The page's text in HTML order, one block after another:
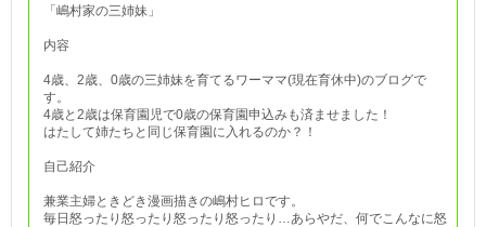
「嶋村家の三姉妹」
内容
4歳、2歳、0歳の三姉妹を育てるワーママ(現在育休中)のブログで
す。
4歳と2歳は保育園児で0歳の保育園申込みも済ませました！
はたして姉たちと同じ保育園に入れるのか？！
自己紹介
兼業主婦ときどき漫画描きの嶋村ヒロです。
毎日怒ったり怒ったり怒ったり怒ったり…あらやだ、何でこんなに怒